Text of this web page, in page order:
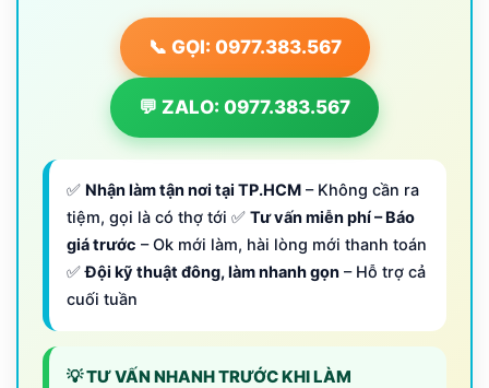
📞 GỌI: 0977.383.567
💬 ZALO: 0977.383.567
✅ Nhận làm tận nơi tại TP.HCM – Không cần ra
tiệm, gọi là có thợ tới ✅ Tư vấn miễn phí – Báo
giá trước – Ok mới làm, hài lòng mới thanh toán
✅Đội kỹ thuật đông, làm nhanh gọn – Hỗ trợ cả
cuối tuần
💡 TƯ VẤN NHANH TRƯỚC KHI LÀM